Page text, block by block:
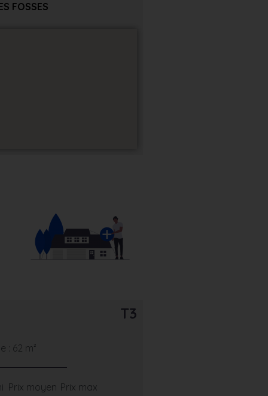
FOSSES
T3
: 62 m²
Prix moyen Prix max